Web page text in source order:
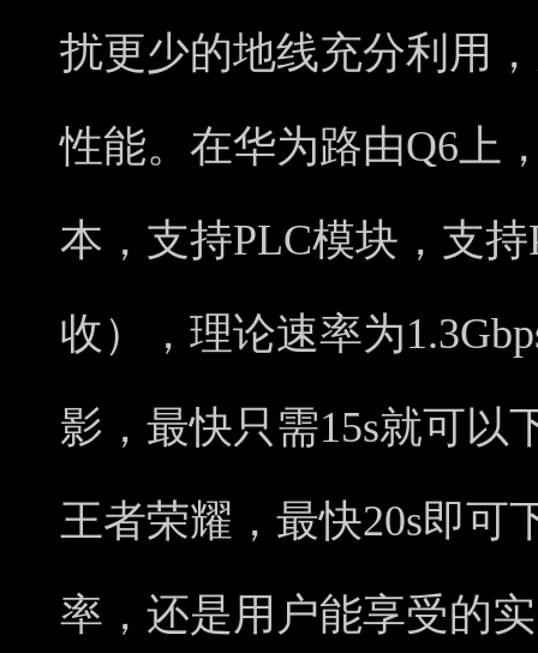
扰更少的地线充分利用
性能。在华为路由Q6上
本，支持PLC模块，支
收），理论速率为
影，最快只需15s就可以
王者荣耀，最快20s即可
率，还是用户能享受的